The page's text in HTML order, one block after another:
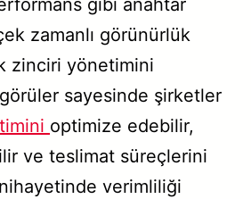
gibi anahtar
zamanlı görünürlük
zinciri yönetimini
sayesinde şirketler
optimize edebilir,
ve teslimat süreçlerini
nihayetinde verimliliği